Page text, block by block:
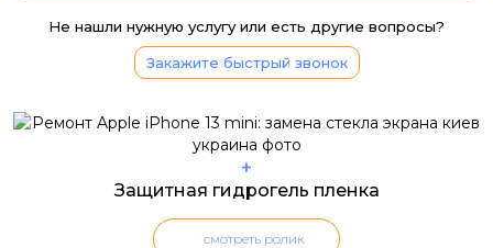
Не нашли нужную услугу или есть другие вопросы?
Закажите быстрый звонок
+
Защитная гидрогель пленка
смотреть ролик